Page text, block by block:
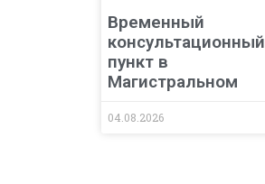
Временный
консультационный
пункт в
Магистральном
04.08.2026